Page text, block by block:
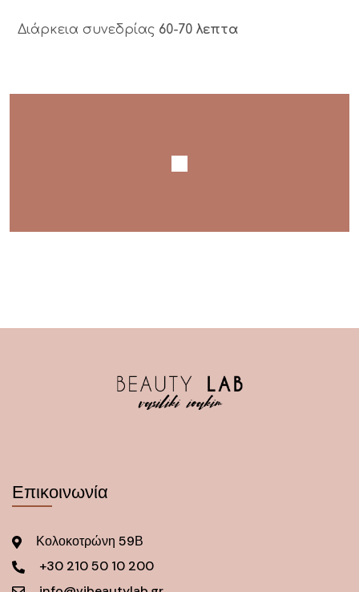
Διάρκεια συνεδρίας 60-70 λεπτα
Επικοινωνία
Κολοκοτρώνη 59Β
+30 210 50 10 200